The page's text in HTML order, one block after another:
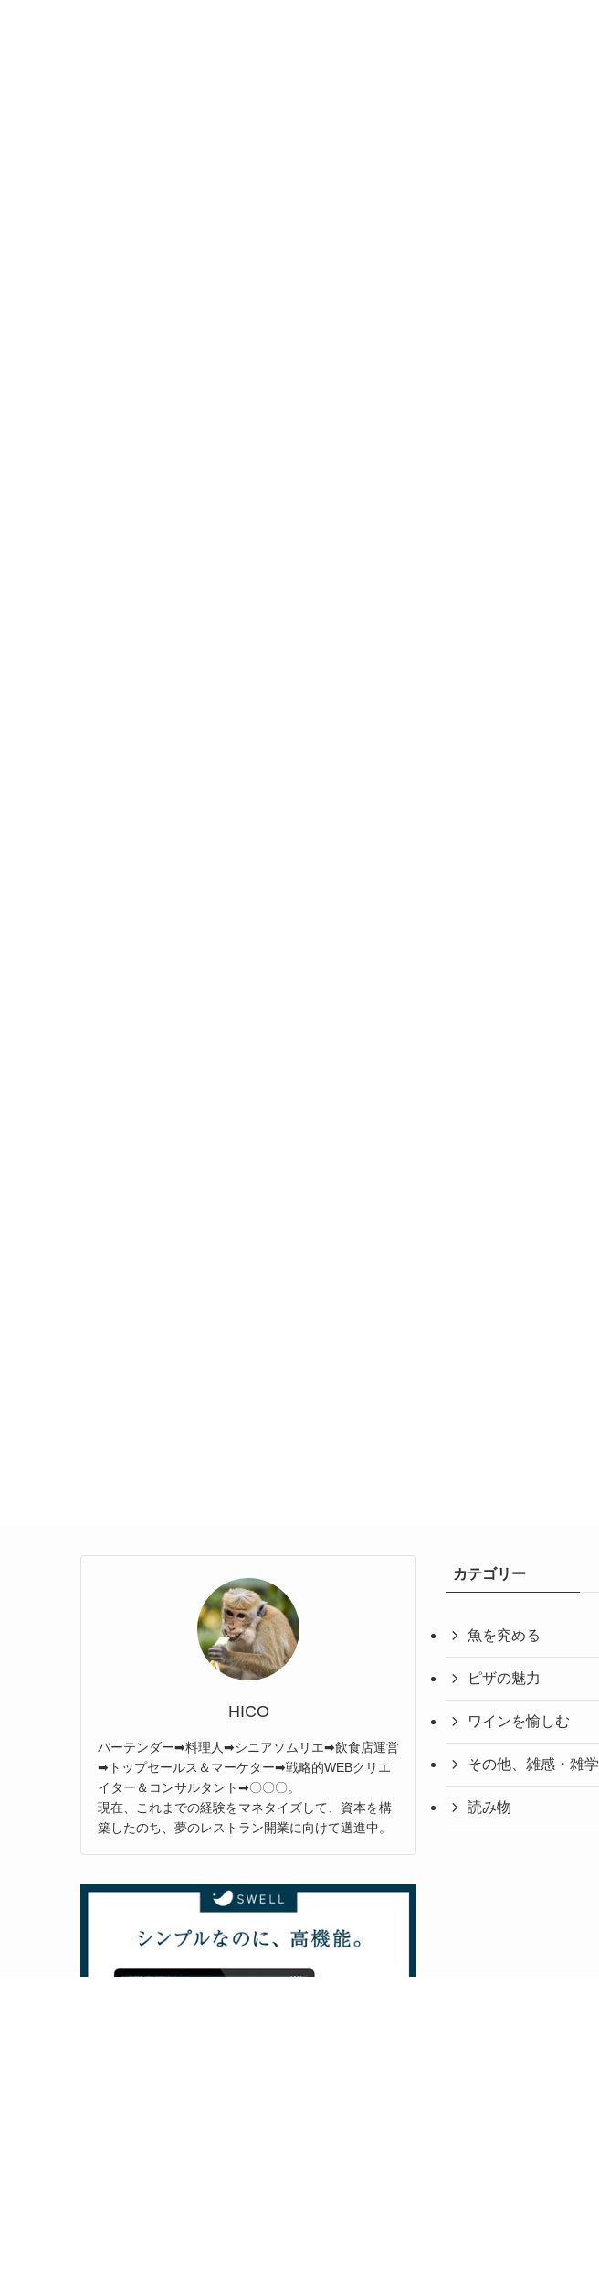
HICO
バーテンダー➡料理人➡シニアソムリエ➡飲食店運営
➡トップセールス＆マーケター➡戦略的WEBクリエ
イター＆コンサルタント➡〇〇〇。
現在、これまでの経験をマネタイズして、資本を構
築したのち、夢のレストラン開業に向けて邁進中。
カテゴリー
魚を究める
ピザの魅力
ワインを愉しむ
その他、雑感・雑学
読み物